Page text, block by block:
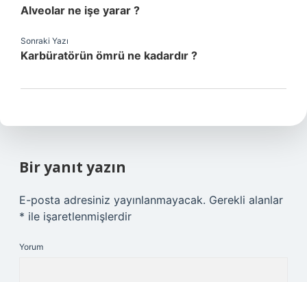
Alveolar ne işe yarar ?
Sonraki Yazı
Karbüratörün ömrü ne kadardır ?
Bir yanıt yazın
E-posta adresiniz yayınlanmayacak. Gerekli alanlar
* ile işaretlenmişlerdir
Yorum